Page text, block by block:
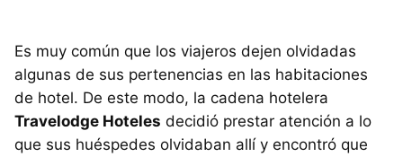
Es muy común que los viajeros dejen olvidadas
algunas de sus pertenencias en las habitaciones
de hotel. De este modo, la cadena hotelera
Travelodge Hoteles decidió prestar atención a lo
que sus huéspedes olvidaban allí y encontró que